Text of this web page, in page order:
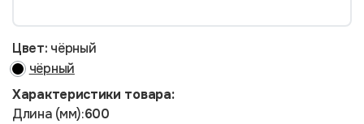
Цвет: чёрный
чёрный
Характеристики товара:
Длина (мм):600